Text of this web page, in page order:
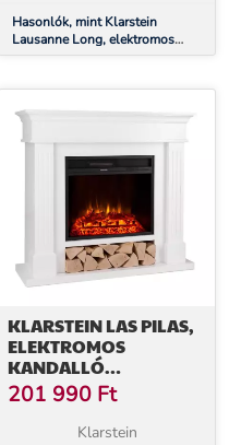
Hasonlók, mint Klarstein
Lausanne Long, elektromos
kandalló, 1600 W, 2 fűtési
KLARSTEIN LAS PILAS,
ELEKTROMOS
KANDALLÓ
VENTILÁTORRAL,
900/1800 W, HETI
IDŐZÍTŐ, TÁVIRÁNYÍTÓ
201 990 Ft
Klarstein